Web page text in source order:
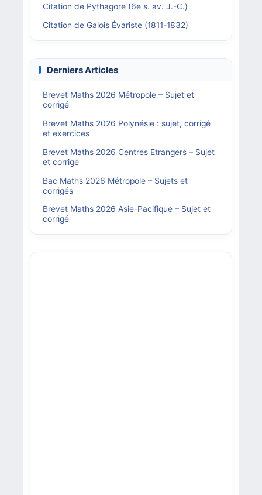
Citation de Pythagore (6e s. av. J.-C.)
Citation de Galois Évariste (1811-1832)
Derniers Articles
Brevet Maths 2026 Métropole – Sujet et
corrigé
Brevet Maths 2026 Polynésie : sujet, corrigé
et exercices
Brevet Maths 2026 Centres Etrangers – Sujet
et corrigé
Bac Maths 2026 Métropole – Sujets et
corrigés
Brevet Maths 2026 Asie-Pacifique – Sujet et
corrigé